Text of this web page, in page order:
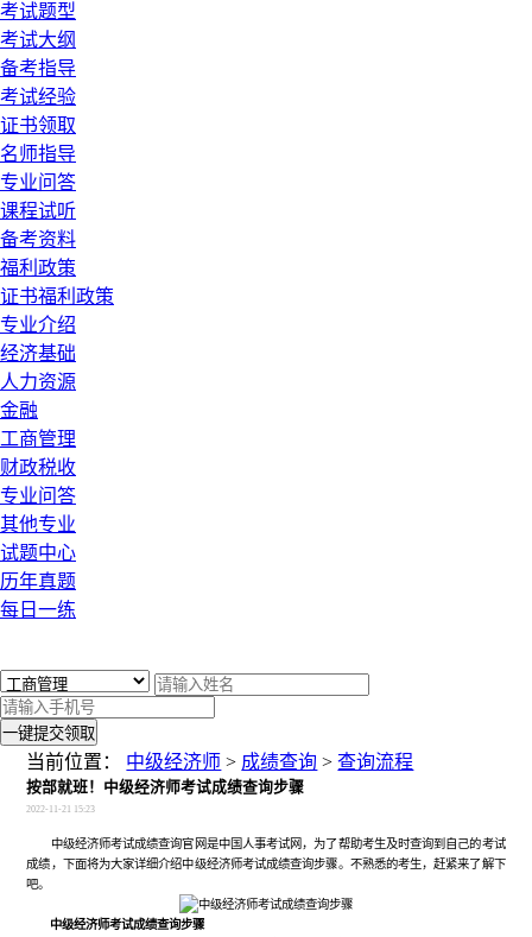
考试题型
考试大纲
备考指导
考试经验
证书领取
名师指导
专业问答
课程试听
备考资料
福利政策
证书福利政策
专业介绍
经济基础
人力资源
金融
工商管理
财政税收
专业问答
其他专业
试题中心
历年真题
每日一练
一键提交领取
当前位置： 中级经济师 > 成绩查询 >查询流程
按部就班！中级经济师考试成绩查询步骤
2022-11-21 15:23
中级经济师考试成绩查询官网是中国人事考试网，为了帮助考生及时查询到自己的考试
成绩，下面将为大家详细介绍中级经济师考试成绩查询步骤。不熟悉的考生，赶紧来了解下
吧。
中级经济师考试成绩查询步骤